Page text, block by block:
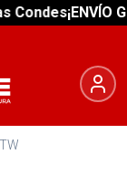
¡ENVÍO